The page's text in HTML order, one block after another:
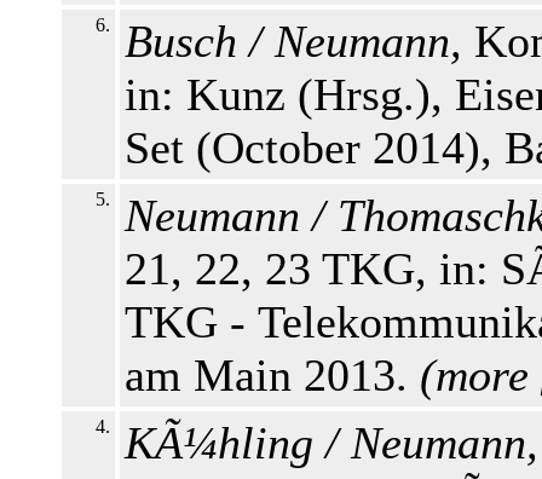
6. Busch / Neumann,
in: Kunz (Hrsg.),
Set (October 2014),
5.
Neumann /
21, 22, 23 TKG, in:
TKG -
am Main 2013. (more
4. KÃ¼hling / Neumann,